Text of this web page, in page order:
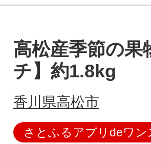
高松産季節の果
チ】約1.8kg
香川県高松市
さとふるアプリdeワ